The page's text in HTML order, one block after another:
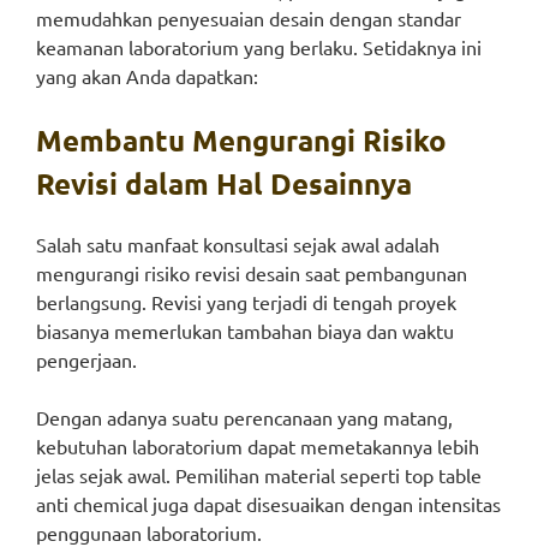
memudahkan penyesuaian desain dengan standar
keamanan laboratorium yang berlaku. Setidaknya ini
yang akan Anda dapatkan:
Membantu Mengurangi Risiko
Revisi dalam Hal Desainnya
Salah satu manfaat konsultasi sejak awal adalah
mengurangi risiko revisi desain saat pembangunan
berlangsung. Revisi yang terjadi di tengah proyek
biasanya memerlukan tambahan biaya dan waktu
pengerjaan.
Dengan adanya suatu perencanaan yang matang,
kebutuhan laboratorium dapat memetakannya lebih
jelas sejak awal. Pemilihan material seperti top table
anti chemical juga dapat disesuaikan dengan intensitas
penggunaan laboratorium.